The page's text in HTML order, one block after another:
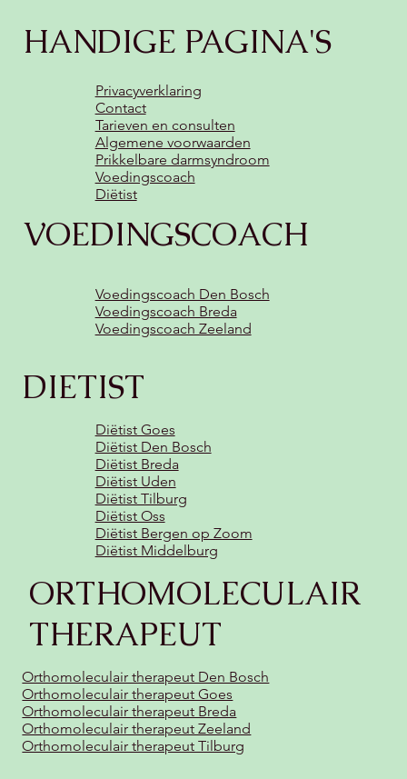
HANDIGE PAGINA'S
Privacyverklaring
Contact
Tarieven en consulten
Algemene voorwaarden
Prikkelbare darmsyndroom
Voedingscoach
Diëtist
DIETIST
Diëtist Goes
Diëtist Den Bosch
Diëtist Breda
Diëtist Uden
Diëtist Tilburg
Diëtist Oss
Diëtist Bergen op Zoom
Diëtist Middelburg
VOEDINGSCOACH
Voedingscoach Den Bosch
Voedingscoach Breda
Voedingscoach Zeeland
ORTHOMOLECULAIR
THERAPEUT
Orthomoleculair therapeut Den Bosch
Orthomoleculair therapeut Goes
Orthomoleculair therapeut Breda
Orthomoleculair therapeut Zeeland
Orthomoleculair therapeut Tilburg